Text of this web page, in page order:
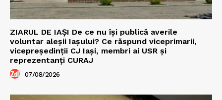
ZIARUL DE IAȘI De ce nu își publică averile
voluntar aleșii Iașului? Ce răspund viceprimarii,
vicepreședinții CJ Iași, membri ai USR și
reprezentanți CURAJ
07/08/2026